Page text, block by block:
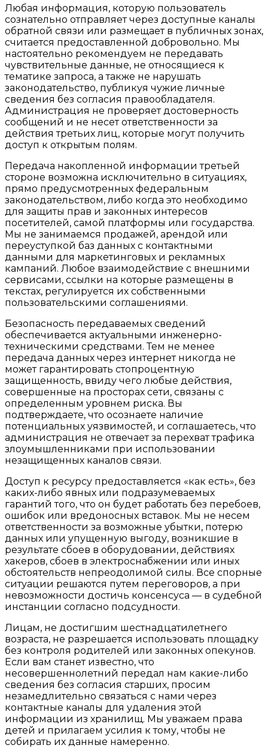
Любая информация, которую пользователь
сознательно отправляет через доступные каналы
обратной связи или размещает в публичных зонах,
считается предоставленной добровольно. Мы
настоятельно рекомендуем не передавать
чувствительные данные, не относящиеся к
тематике запроса, а также не нарушать
законодательство, публикуя чужие личные
сведения без согласия правообладателя.
Администрация не проверяет достоверность
сообщений и не несет ответственности за
действия третьих лиц, которые могут получить
доступ к открытым полям.
Передача накопленной информации третьей
стороне возможна исключительно в ситуациях,
прямо предусмотренных федеральным
законодательством, либо когда это необходимо
для защиты прав и законных интересов
посетителей, самой платформы или государства.
Мы не занимаемся продажей, арендой или
переуступкой баз данных с контактными
данными для маркетинговых и рекламных
кампаний. Любое взаимодействие с внешними
сервисами, ссылки на которые размещены в
текстах, регулируется их собственными
пользовательскими соглашениями.
Безопасность передаваемых сведений
обеспечивается актуальными инженерно-
техническими средствами. Тем не менее
передача данных через интернет никогда не
может гарантировать стопроцентную
защищенность, ввиду чего любые действия,
совершенные на просторах сети, связаны с
определенным уровнем риска. Вы
подтверждаете, что осознаете наличие
потенциальных уязвимостей, и соглашаетесь, что
администрация не отвечает за перехват трафика
злоумышленниками при использовании
незащищенных каналов связи.
Доступ к ресурсу предоставляется «как есть», без
каких-либо явных или подразумеваемых
гарантий того, что он будет работать без перебоев,
ошибок или вредоносных вставок. Мы не несем
ответственности за возможные убытки, потерю
данных или упущенную выгоду, возникшие в
результате сбоев в оборудовании, действиях
хакеров, сбоев в электроснабжении или иных
обстоятельств непреодолимой силы. Все спорные
ситуации решаются путем переговоров, а при
невозможности достичь консенсуса — в судебной
инстанции согласно подсудности.
Лицам, не достигшим шестнадцатилетнего
возраста, не разрешается использовать площадку
без контроля родителей или законных опекунов.
Если вам станет известно, что
несовершеннолетний передал нам какие-либо
сведения без согласия старших, просим
незамедлительно связаться с нами через
контактные каналы для удаления этой
информации из хранилищ. Мы уважаем права
детей и прилагаем усилия к тому, чтобы не
собирать их данные намеренно.